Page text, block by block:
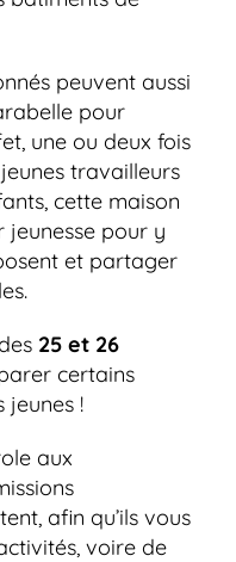
peuvent aussi
pour
une ou deux fois
travailleurs
cette maison
jeunesse pour y
et partager
25 et 26
certains
jeunes !
aux
afin qu’ils vous
voire de